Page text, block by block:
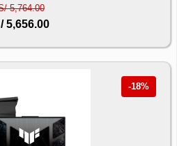
5,764.00
5,656.00
-18%